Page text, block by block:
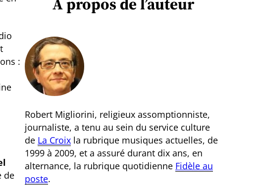
:
de
Robert Migliorini, religieux assomptionniste,
journaliste, a tenu au sein du service culture
de La Croixla rubrique musiques actuelles, de
1999 à 2009, et a assuré durant dix ans, en
alternance, la rubrique quotidienne Fidèle au
poste.